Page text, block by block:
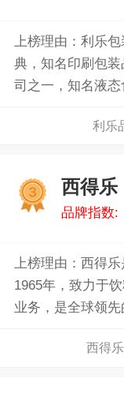
上榜理由：利乐
典，知名印刷包
司之一，知名液
利乐
西得乐
品牌指数:
上榜理由：西得
1965年，致力于
业务，是全球领
工程解决方案领
西得